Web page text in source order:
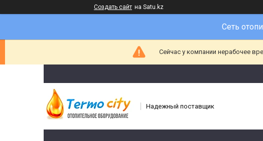
Создать сайт на Satu.kz
Сеть
Сейчас у компании нерабочее
Надежный поставщик